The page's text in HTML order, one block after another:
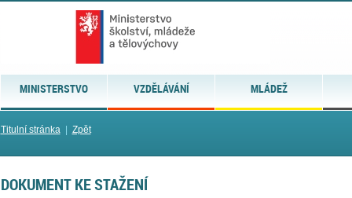
MINISTERSTVO VZDĚLÁVÁNÍ MLÁDEŽ
Titulní stránka| Zpět
DOKUMENT KE STAŽENÍ